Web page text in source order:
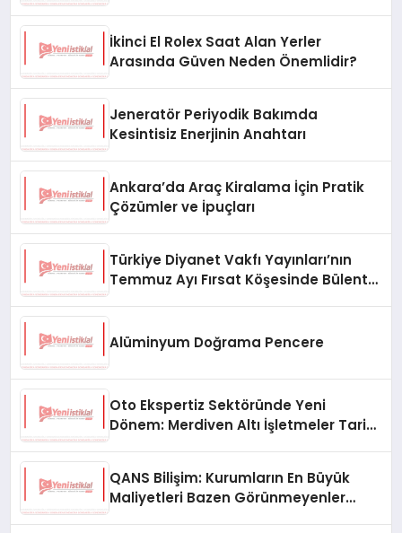
İkinci El Rolex Saat Alan Yerler
Arasında Güven Neden Önemlidir?
Jeneratör Periyodik Bakımda
Kesintisiz Enerjinin Anahtarı
Ankara’da Araç Kiralama İçin Pratik
Çözümler ve İpuçları
Türkiye Diyanet Vakfı Yayınları’nın
Temmuz Ayı Fırsat Köşesinde Bülent
Alüminyum Doğrama Pencere
Oto Ekspertiz Sektöründe Yeni
Dönem: Merdiven Altı İşletmeler Tarih
QANS Bilişim: Kurumların En Büyük
Maliyetleri Bazen Görünmeyenler